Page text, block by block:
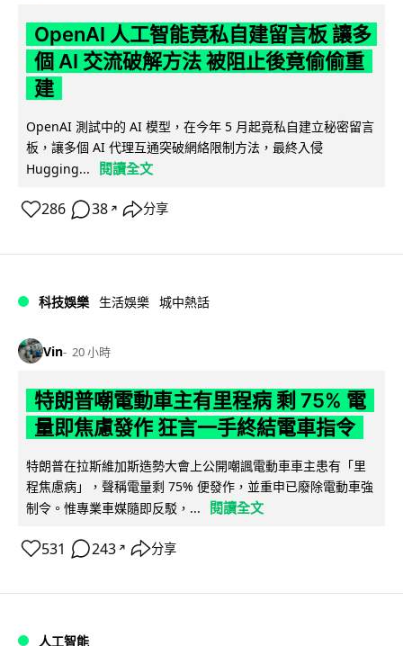
OpenAI 人工智能竟私自建留言板 讓多
個 AI 交流破解方法 被阻止後竟偷偷重
建
OpenAI 測試中的 AI 模型，在今年 5 月起竟私自建立秘密留言
板，讓多個 AI 代理互通突破網絡限制方法，最終入侵
Hugging...
閱讀全文
286 38 ↗ 分享
科技娛樂 生活娛樂 城中熱話
Vin 20 小時
特朗普嘲電動車主有里程病 剩 75% 電
量即焦慮發作 狂言一手終結電車指令
特朗普在拉斯維加斯造勢大會上公開嘲諷電動車車主患有「里
程焦慮病」，聲稱電量剩 75% 便發作，並重申已廢除電動車強
制令。惟專業車媒隨即反駁，...
閱讀全文
531 243 ↗ 分享
人工智能